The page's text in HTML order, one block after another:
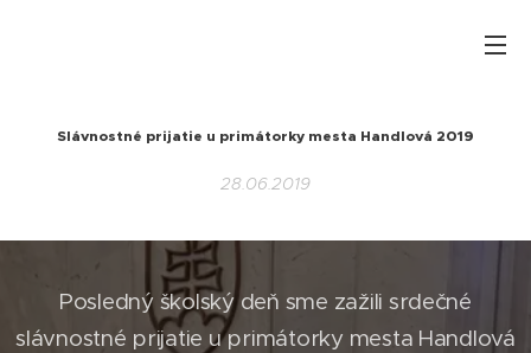
Slávnostné prijatie u primátorky mesta Handlová 2019
28.06.2019
Posledný školský deň sme zažili srdečné
slávnostné prijatie u primátorky mesta Handlová